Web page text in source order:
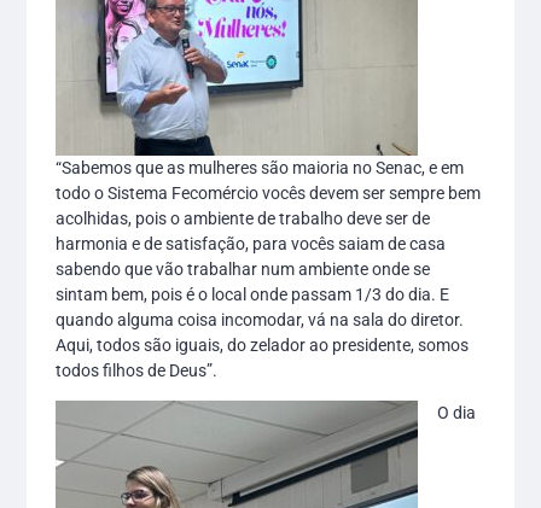
“Sabemos que as mulheres são maioria no Senac, e em
todo o Sistema Fecomércio vocês devem ser sempre bem
acolhidas, pois o ambiente de trabalho deve ser de
harmonia e de satisfação, para vocês saiam de casa
sabendo que vão trabalhar num ambiente onde se
sintam bem, pois é o local onde passam 1/3 do dia. E
quando alguma coisa incomodar, vá na sala do diretor.
Aqui, todos são iguais, do zelador ao presidente, somos
todos filhos de Deus”.
O dia